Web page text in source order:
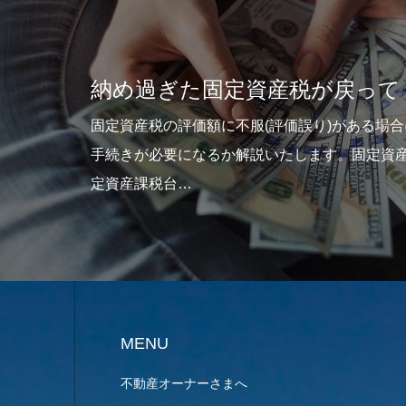
納め過ぎた固定資産税が戻ってくる？
固定資産税の評価額に不服(評価誤り)がある場合にはどのよ
手続きが必要になるか解説いたします。固定資産の納税者
定資産課税台…
MENU
不動産オーナーさまへ